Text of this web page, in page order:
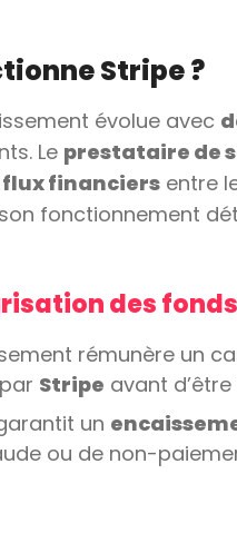
Stripe ?
évolue avec
Le prestataire de
flux financiers entre
fonctionnement
des fonds
rémunère un
Stripe avant
un
ou de non-